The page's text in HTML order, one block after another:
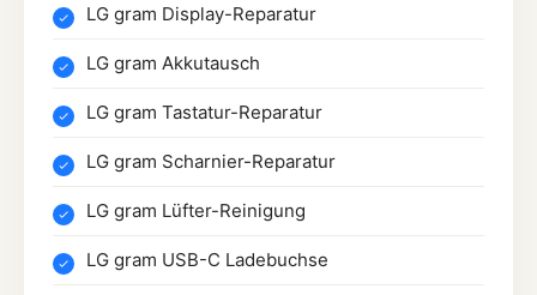
LG gram Display-Reparatur
LG gram Akkutausch
LG gram Tastatur-Reparatur
LG gram Scharnier-Reparatur
LG gram Lüfter-Reinigung
LG gram USB-C Ladebuchse